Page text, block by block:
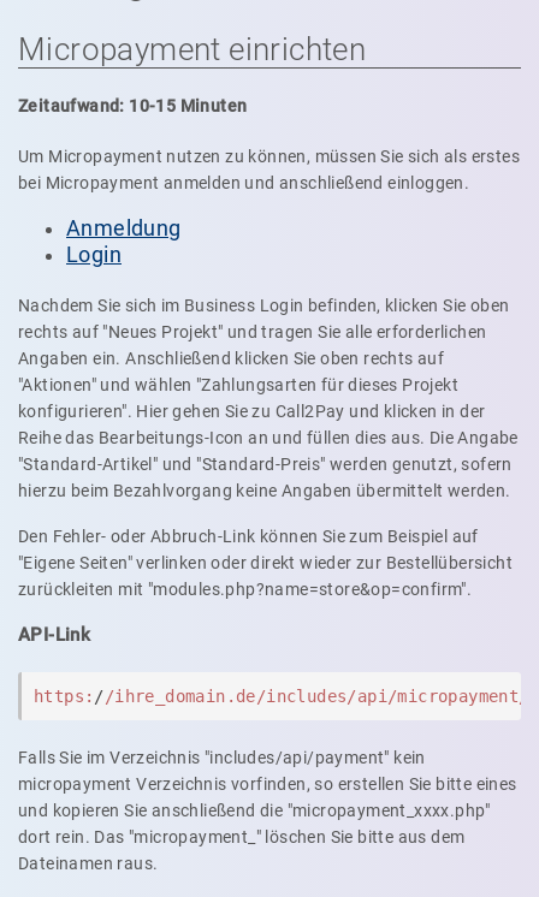
Micropayment einrichten
Zeitaufwand: 10-15 Minuten
Um Micropayment nutzen zu können, müssen Sie sich als erstes
bei Micropayment anmelden und anschließend einloggen.
Anmeldung
Login
Nachdem Sie sich im Business Login befinden, klicken Sie oben
rechts auf "Neues Projekt" und tragen Sie alle erforderlichen
Angaben ein. Anschließend klicken Sie oben rechts auf
"Aktionen" und wählen "Zahlungsarten für dieses Projekt
konfigurieren". Hier gehen Sie zu Call2Pay und klicken in der
Reihe das Bearbeitungs-Icon an und füllen dies aus. Die Angabe
"Standard-Artikel" und "Standard-Preis" werden genutzt, sofern
hierzu beim Bezahlvorgang keine Angaben übermittelt werden.
Den Fehler- oder Abbruch-Link können Sie zum Beispiel auf
"Eigene Seiten" verlinken oder direkt wieder zur Bestellübersicht
zurückleiten mit "modules.php?name=store&op=confirm".
API-Link
https: //ihre_domain.de/includes/api/micropayment
Falls Sie im Verzeichnis "includes/api/payment" kein
micropayment Verzeichnis vorfinden, so erstellen Sie bitte eines
und kopieren Sie anschließend die "micropayment_xxxx.php"
dort rein. Das "micropayment_" löschen Sie bitte aus dem
Dateinamen raus.